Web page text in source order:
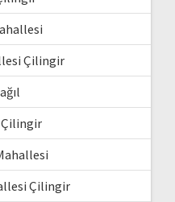
Çilingir
Çilingir
Çilingir